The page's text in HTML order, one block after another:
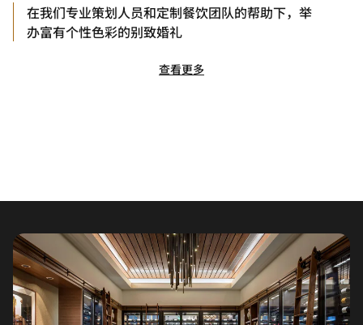
在我们专业策划人员和定制餐饮团队的帮助下，举
办富有个性色彩的别致婚礼
查看更多